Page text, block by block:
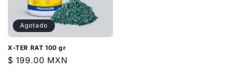
Agotado
X-TER RAT 100 gr
Precio
$ 199.00 MXN